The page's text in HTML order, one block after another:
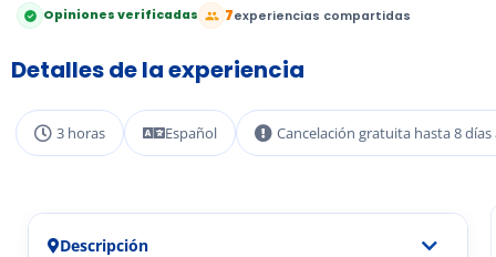
Opiniones verificadas 7experiencias compartidas
Detalles de la experiencia
3 horas Español Cancelación gratuita hasta 8 días
Descripción